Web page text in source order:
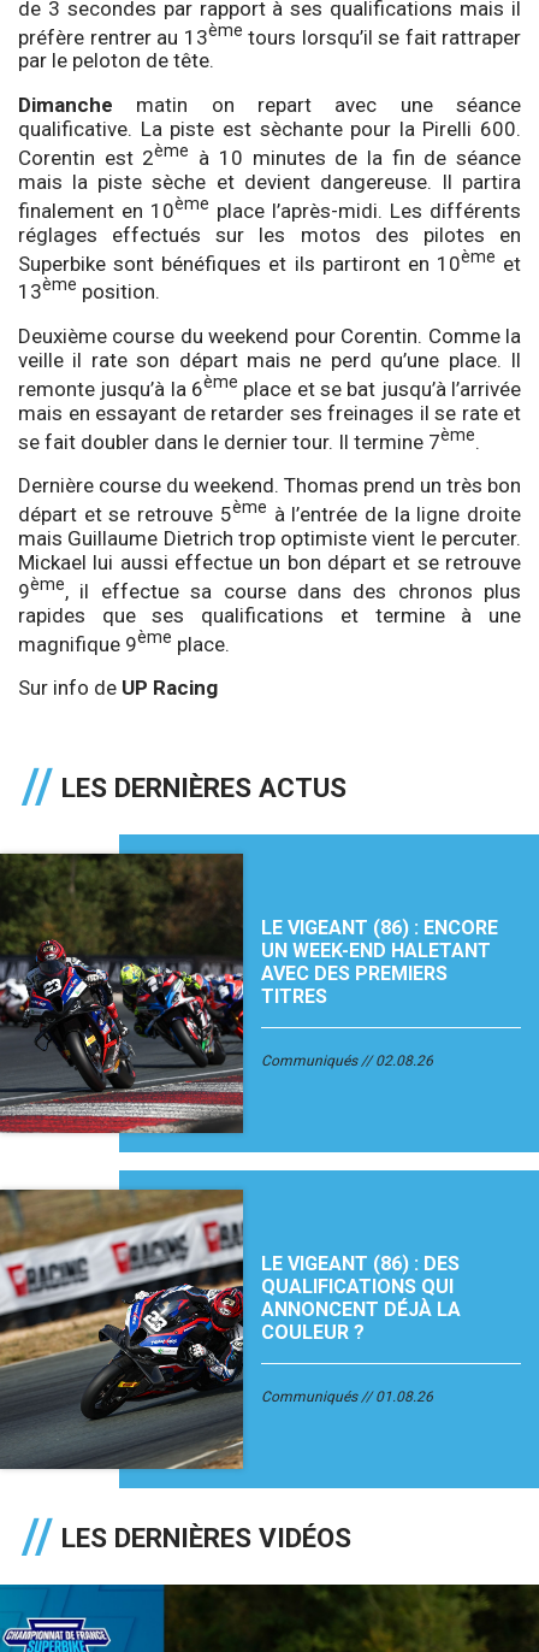
de 3 secondes par rapport à ses qualifications mais il
préfère rentrer au 13ème tours lorsqu’il se fait rattraper
par le peloton de tête.
Dimanche matin on repart avec une séance
qualificative. La piste est sèchante pour la Pirelli 600.
Corentin est 2ème
à 10 minutes de la fin de séance
mais la piste sèche et devient dangereuse. Il partira
finalement en 10ème place l’après-midi. Les différents
réglages effectués sur les motos des pilotes en
Superbike sont bénéfiques et ils partiront en 10ème et
13ème position.
Deuxième course du weekend pour Corentin. Comme la
veille il rate son départ mais ne perd qu’une place. Il
remonte jusqu’à la 6ème place et se bat jusqu’à l’arrivée
mais en essayant de retarder ses freinages il se rate et
se fait doubler dans le dernier tour. Il termine 7ème.
Dernière course du weekend. Thomas prend un très bon
départ et se retrouve 5ème à l’entrée de la ligne droite
mais Guillaume Dietrich trop optimiste vient le percuter.
Mickael lui aussi effectue un bon départ et se retrouve
9ème, il effectue sa course dans des chronos plus
rapides que ses qualifications et termine à une
magnifique 9ème place.
Sur info de UP Racing
LES DERNIÈRES ACTUS
LE VIGEANT (86) : ENCORE
UN WEEK-END HALETANT
AVEC DES PREMIERS
TITRES
Communiqués 02.08.26
LE VIGEANT (86) : DES
QUALIFICATIONS QUI
ANNONCENT DÉJÀ LA
COULEUR ?
Communiqués 01.08.26
LES DERNIÈRES VIDÉOS